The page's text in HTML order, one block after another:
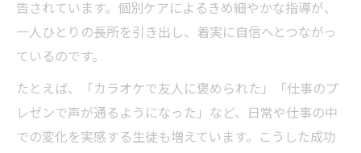
告されています。個別ケアによるきめ細やかな指導が、
一人ひとりの長所を引き出し、着実に自信へとつながっ
ているのです。
たとえば、「カラオケで友人に褒められた」「仕事のプ
レゼンで声が通るようになった」など、日常や仕事の中
での変化を実感する生徒も増えています。こうした成功